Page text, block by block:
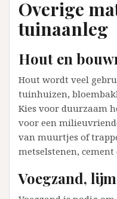
Overige
tuinaanleg
Hout en
Hout wordt veel
tuinhuizen,
Kies voor duurzaam
voor een
van muurtjes of
metselstenen,
Voegzand,